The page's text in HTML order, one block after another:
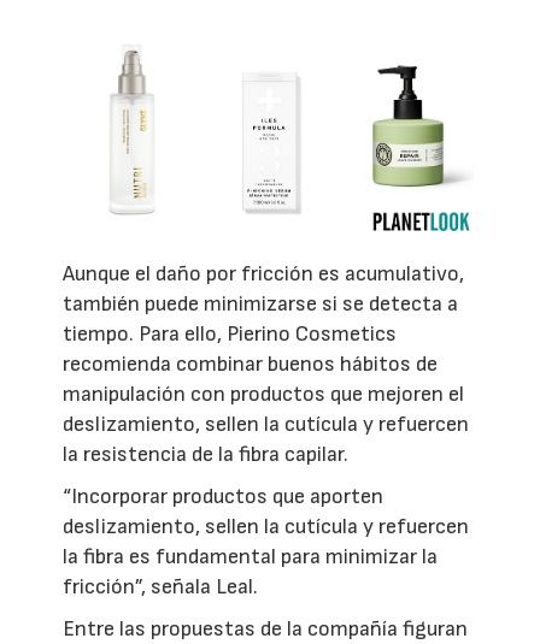
Aunque el daño por fricción es acumulativo,
también puede minimizarse si se detecta a
tiempo. Para ello, Pierino Cosmetics
recomienda combinar buenos hábitos de
manipulación con productos que mejoren el
deslizamiento, sellen la cutícula y refuercen
la resistencia de la fibra capilar.
“Incorporar productos que aporten
deslizamiento, sellen la cutícula y refuercen
la fibra es fundamental para minimizar la
fricción”, señala Leal.
Entre las propuestas de la compañía figuran